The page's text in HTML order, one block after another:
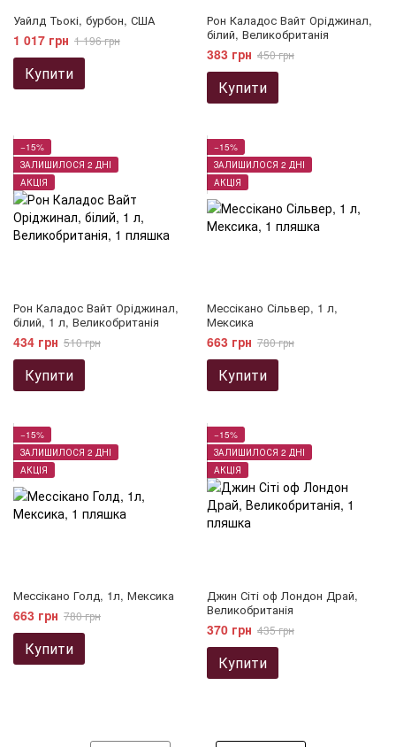
Уайлд Тьокі, бурбон, США
1 017 грн 1 196 грн
Купити
Рон Каладос Вайт Оріджинал,
білий, Великобританія
383 грн 450 грн
Купити
−15%
ЗАЛИШИЛОСЯ 2 ДНІ
АКЦІЯ
Рон Каладос Вайт Оріджинал,
білий, 1 л, Великобританія
434 грн 510 грн
Купити
−15%
ЗАЛИШИЛОСЯ 2 ДНІ
АКЦІЯ
Мессікано Сільвер, 1 л,
Мексика
663 грн 780 грн
Купити
−15%
ЗАЛИШИЛОСЯ 2 ДНІ
АКЦІЯ
Мессікано Голд, 1л, Мексика
663 грн 780 грн
Купити
−15%
ЗАЛИШИЛОСЯ 2 ДНІ
АКЦІЯ
Джин Сіті оф Лондон Драй,
Великобританія
370 грн 435 грн
Купити